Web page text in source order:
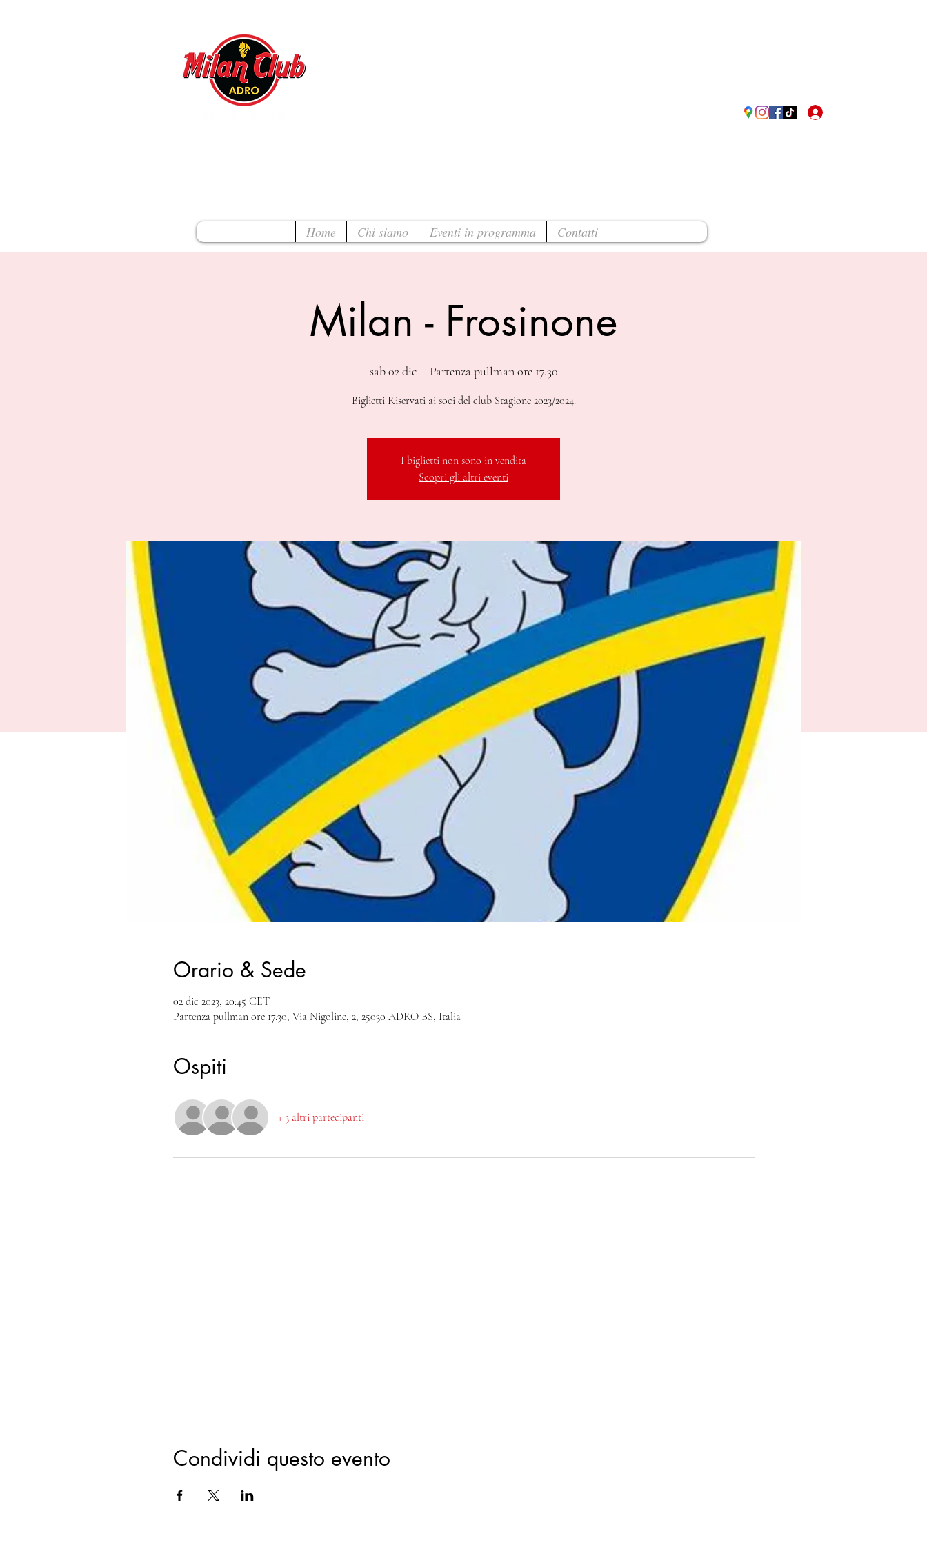
Home Chi siamo Eventi in programma Contatti
Milan - Frosinone
sab 02 dic
  |
Partenza pullman ore 17.30
Biglietti Riservati ai soci del club Stagione 2023/2024.
I biglietti non sono in vendita
Scopri gli altri eventi
Orario & Sede
02 dic 2023, 20:45 CET
Partenza pullman ore 17.30, Via Nigoline, 2, 25030 ADRO BS, Italia
Ospiti
+ 3 altri partecipanti
Condividi questo evento